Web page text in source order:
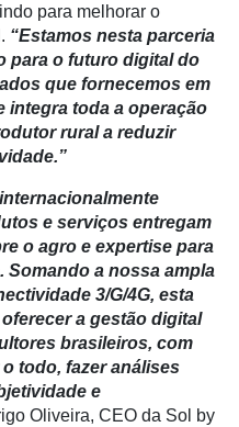
para melhorar o
“Estamos nesta parceria
para o futuro digital do
que fornecemos em
integra toda a operação
rural a reduzir
e serviços entregam
o agro e expertise para
Somando a nossa ampla
3/G/4G, esta
a gestão digital
brasileiros, com
todo, fazer análises
e
Oliveira, CEO da Sol by